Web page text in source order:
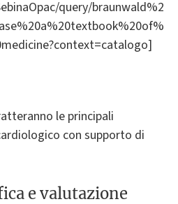
query/braunwald%2
le principali
con supporto di
e valutazione